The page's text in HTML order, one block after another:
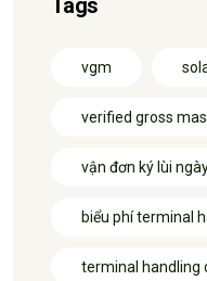
Tags
vgm
verified gross
vận đơn ký lùi
biểu phí terminal
terminal handling